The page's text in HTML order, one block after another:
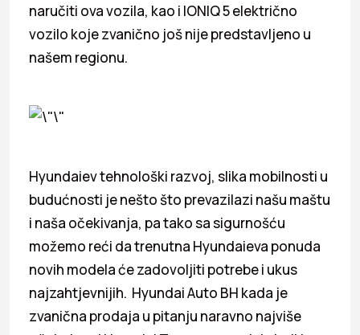
naručiti ova vozila, kao i IONIQ 5 električno
vozilo koje zvanično još nije predstavljeno u
našem regionu.
Hyundaiev tehnološki razvoj, slika mobilnosti u
budućnosti je nešto što prevazilazi našu maštu
i naša očekivanja, pa tako sa sigurnošću
možemo reći da trenutna Hyundaieva ponuda
novih modela će zadovoljiti potrebe i ukus
najzahtjevnijih. Hyundai Auto BH kada je
zvanična prodaja u pitanju naravno najviše